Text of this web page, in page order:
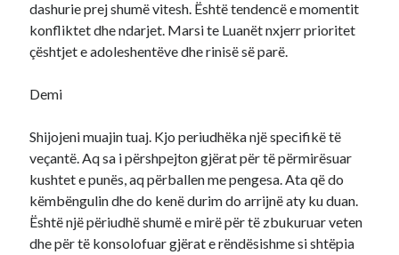
dashurie prej shumë vitesh. Është tendencë e momentit
konfliktet dhe ndarjet. Marsi te Luanët nxjerr prioritet
çështjet e adoleshentëve dhe rinisë së parë.
Demi
Shijojeni muajin tuaj. Kjo periudhëka një specifikë të
veçantë. Aq sa i përshpejton gjërat për të përmirësuar
kushtet e punës, aq përballen me pengesa. Ata që do
këmbëngulin dhe do kenë durim do arrijnë aty ku duan.
Është një përiudhë shumë e mirë për të zbukuruar veten
dhe për të konsolofuar gjërat e rëndësishme si shtëpia